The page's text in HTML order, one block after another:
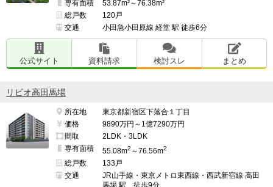
専有面積
53.87m²～76.38m²
総戸数
120戸
交通
小田急小田原線 経堂 駅 徒歩6分
公式サイト 資料請求 検討スレ まとめ
リビオ高田馬場
所在地
東京都新宿区下落合１丁目
価格
9890万円～1億7290万円
間取
2LDK・3LDK
専有面積
55.08m2 ～76.56m2
総戸数
133戸
交通
JR山手線・東京メトロ東西線・西武新宿線 高田
馬場 駅 徒歩9分